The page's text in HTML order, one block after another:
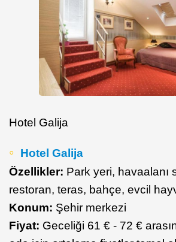
Hotel Galija
Hotel Galija
Özellikler: Park yeri, havaalanı
restoran, teras, bahçe, evcil
Konum: Şehir merkezi
Fiyat: Geceliği 61 € - 72 €